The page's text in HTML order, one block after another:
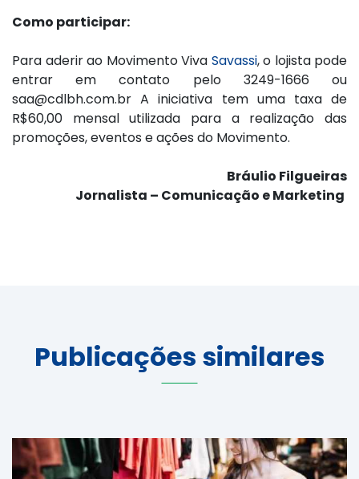
Como participar:
Para aderir ao Movimento Viva Savassi, o lojista pode
entrar em contato pelo 3249-1666 ou
saa@cdlbh.com.br A iniciativa tem uma taxa de
R$60,00 mensal utilizada para a realização das
promoções, eventos e ações do Movimento.
Bráulio Filgueiras
Jornalista – Comunicação e Marketing
Publicações similares